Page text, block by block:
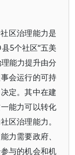
区治理能力是
5个社区“五美
能力提升由分
会运行的可持
定。其中在建
能力可以转化
区治理能力。
力需要政府、
与的机会和机